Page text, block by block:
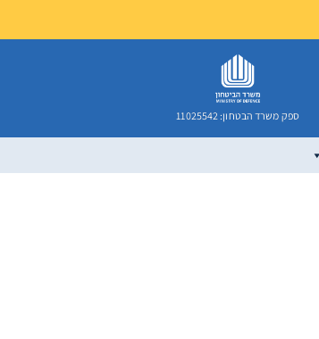
ספק משרד הבטחון: 11025542